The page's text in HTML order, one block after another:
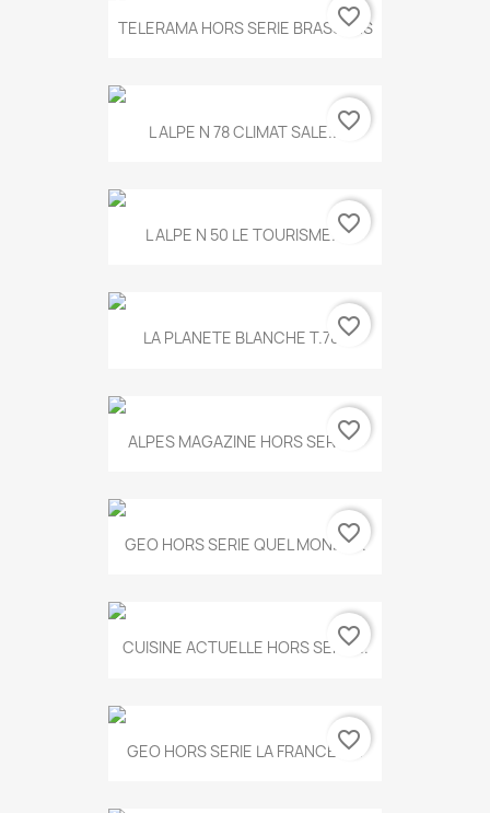
TELERAMA HORS SERIE BRASSENS
favorite_border
L ALPE N 78 CLIMAT SALE...favorite_border
L ALPE N 50 LE TOURISME...favorite_border
LA PLANETE BLANCHE T.785favorite_border
ALPES MAGAZINE HORS SERIE...
favorite_border
GEO HORS SERIE QUEL MONDE...
favorite_border
CUISINE ACTUELLE HORS SERIE...
favorite_border
GEO HORS SERIE LA FRANCE A...
favorite_border